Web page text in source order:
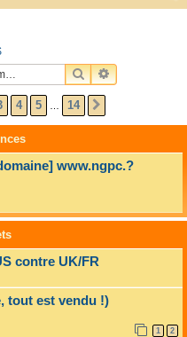
h
RECHERCHER
RECHERCHE
14
4 5 14
www.ngpc.?
contre UK/FR
tout est vendu !)
1 2